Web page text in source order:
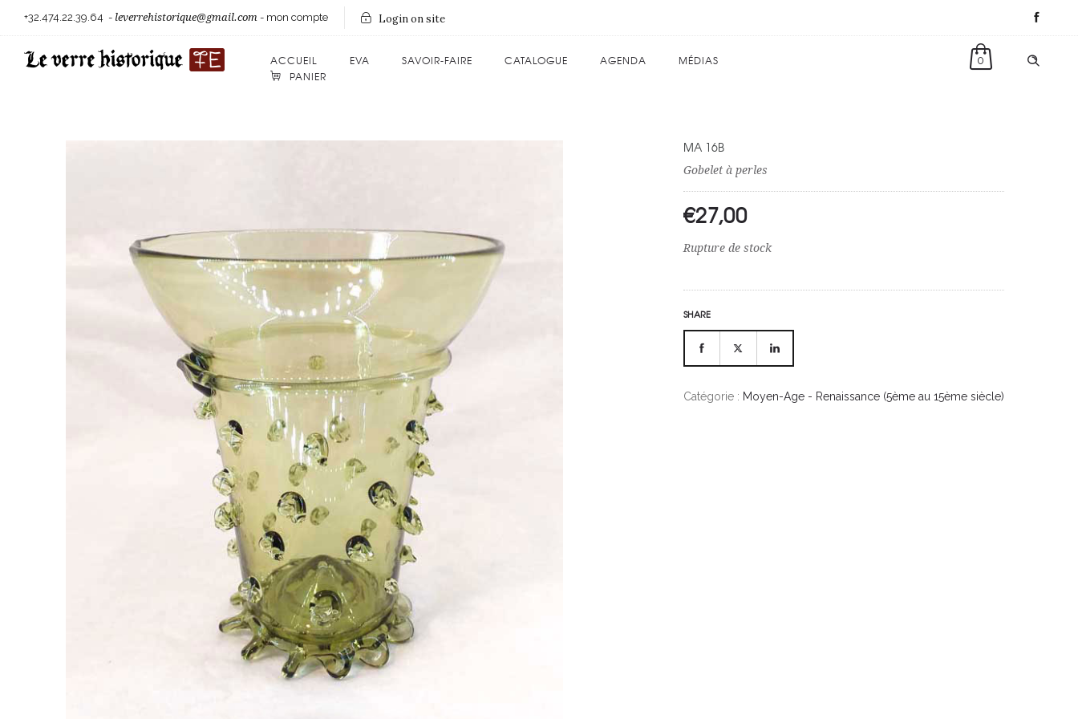
+32.474.22.39.64 - leverrehistorique@gmail.com - mon compte Login on site
0
ACCUEIL EVA SAVOIR-FAIRE CATALOGUE AGENDA
MÉDIAS
PANIER
MA 16B
Gobelet à perles
€27,00
Rupture de stock
SHARE
Catégorie : Moyen-Age - Renaissance (5ème au 15ème siècle)